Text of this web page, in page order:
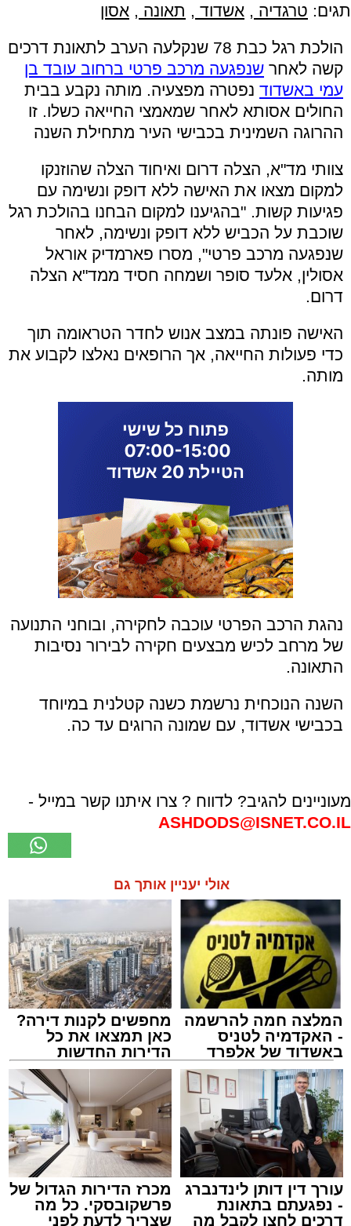
תגים: טרגדיה , אשדוד , תאונה , אסון
הולכת רגל כבת 78 שנקלעה הערב לתאונת דרכים
קשה לאחר שנפגעה מרכב פרטי ברחוב עובד בן
עמי באשדוד נפטרה מפצעיה. מותה נקבע בבית
החולים אסותא לאחר שמאמצי החייאה כשלו. זו
ההרוגה השמינית בכבישי העיר מתחילת השנה
צוותי מד"א, הצלה דרום ואיחוד הצלה שהוזנקו
למקום מצאו את האישה ללא דופק ונשימה עם
פגיעות קשות. "בהגיענו למקום הבחנו בהולכת רגל
שוכבת על הכביש ללא דופק ונשימה, לאחר
שנפגעה מרכב פרטי", מסרו פארמדיק אוראל
אסולין, אלעד סופר ושמחה חסיד ממד"א הצלה
דרום.
האישה פונתה במצב אנוש לחדר הטראומה תוך
כדי פעולות החייאה, אך הרופאים נאלצו לקבוע את
מותה.
נהגת הרכב הפרטי עוכבה לחקירה, ובוחני התנועה
של מרחב לכיש מבצעים חקירה לבירור נסיבות
התאונה.
השנה הנוכחית נרשמת כשנה קטלנית במיוחד
בכבישי אשדוד, עם שמונה הרוגים עד כה.
מעוניינים להגיב? לדווח ? צרו איתנו קשר במייל -
ASHDODS@ISNET.CO.IL
אולי יעניין אותך גם
המלצה חמה להרשמה
- האקדמיה לטניס
באשדוד של אלפרד
קריאולנסקי - לילדים
מחפשים לקנות דירה?
כאן תמצאו את כל
הדירות החדשות
למכירה באשדוד >>>
עורך דין דותן לינדנברג
- נפגעתם בתאונת
דרכים לחצו לקבל מה
מכרז הדירות הגדול של
פרשקובסקי. כל מה
שצריך לדעת לפני